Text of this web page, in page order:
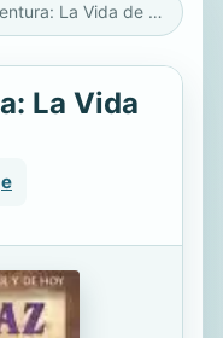
La Audaz Aventura: La Vida de Mary Slessor
La Vida